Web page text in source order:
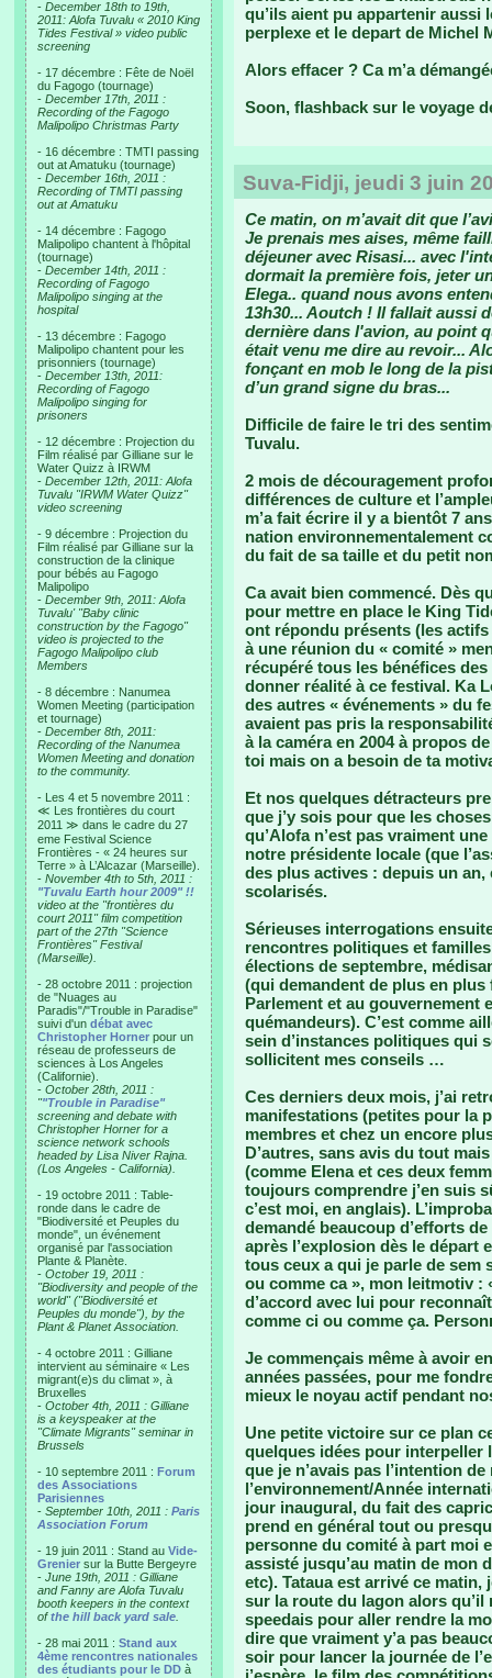
- December 18th to 19th,
2011: Alofa Tuvalu « 2010 King
Tides Festival » video public
screening
- 17 décembre : Fête de Noël
du Fagogo (tournage)
- December 17th, 2011 :
Recording of the Fagogo
Malipolipo Christmas Party
- 16 décembre : TMTI passing
out at Amatuku (tournage)
- December 16th, 2011 :
Recording of TMTI passing
out at Amatuku
- 14 décembre : Fagogo
Malipolipo chantent à l'hôpital
(tournage)
- December 14th, 2011 :
Recording of Fagogo
Malipolipo singing at the
hospital
- 13 décembre : Fagogo
Malipolipo chantent pour les
prisonniers (tournage)
- December 13th, 2011:
Recording of Fagogo
Malipolipo singing for
prisoners
- 12 décembre : Projection du
Film réalisé par Gilliane sur le
Water Quizz à IRWM
- December 12th, 2011: Alofa
Tuvalu "IRWM Water Quizz"
video screening
- 9 décembre : Projection du
Film réalisé par Gilliane sur la
construction de la clinique
pour bébés au Fagogo
Malipolipo
- December 9th, 2011: Alofa
Tuvalu' "Baby clinic
construction by the Fagogo"
video is projected to the
Fagogo Malipolipo club
Members
- 8 décembre : Nanumea
Women Meeting (participation
et tournage)
- December 8th, 2011:
Recording of the Nanumea
Women Meeting and donation
to the community.
- Les 4 et 5 novembre 2011 :
≪ Les frontières du court
2011 ≫ dans le cadre du 27
eme Festival Science
Frontières - « 24 heures sur
Terre » à L’Alcazar (Marseille).
- November 4th to 5th, 2011 :
"Tuvalu Earth hour 2009" !!
video at the "frontières du
court 2011" film competition
part of the 27th "Science
Frontières" Festival
(Marseille).
- 28 octobre 2011 : projection
de "Nuages au
Paradis"/"Trouble in Paradise"
suivi d'un débat avec
Christopher Horner pour un
réseau de professeurs de
sciences à Los Angeles
(Californie).
- October 28th, 2011 :
""Trouble in Paradise"
screening and debate with
Christopher Horner for a
science network schools
headed by Lisa Niver Rajna.
(Los Angeles - California).
- 19 octobre 2011 : Table-
ronde dans le cadre de
"Biodiversité et Peuples du
monde", un événement
organisé par l'association
Plante & Planète.
- October 19, 2011 :
"Biodiversity and people of the
world" ("Biodiversité et
Peuples du monde"), by the
Plant & Planet Association.
- 4 octobre 2011 : Gilliane
intervient au séminaire « Les
migrant(e)s du climat », à
Bruxelles
- October 4th, 2011 : Gilliane
is a keyspeaker at the
"Climate Migrants" seminar in
Brussels
- 10 septembre 2011 : Forum
des Associations
Parisiennes
- September 10th, 2011 : Paris
Association Forum
- 19 juin 2011 : Stand au Vide-
Grenier sur la Butte Bergeyre
- June 19th, 2011 : Gilliane
and Fanny are Alofa Tuvalu
booth keepers in the context
ofthe hill back yard sale
- 28 mai 2011 : Stand aux
4ème rencontres nationales
des étudiants pour le DD à
qu’ils aient pu appartenir
perplexe et le depart de Michel
Alors effacer ? Ca m’a
Soon, flashback sur le voyage
Suva-Fidji, jeudi 3 juin
Ce matin, on m’avait dit que
Je prenais mes aises, même
déjeuner avec Risasi... avec
dormait la première fois, jeter
Elega.. quand nous avons
13h30... Aoutch ! Il fallait aussi
dernière dans l'avion, au point
était venu me dire au revoir...
fonçant en mob le long de la
d’un grand signe du bras...
Difficile de faire le tri des
Tuvalu.
2 mois de découragement
différences de culture et
m’a fait écrire il y a bientôt 7
nation environnementalement
du fait de sa taille et du petit
Ca avait bien commencé. Dès
pour mettre en place le King
ont répondu présents (les
à une réunion du « comité »
récupéré tous les bénéfices
donner réalité à ce festival. Ka
des autres « événements » du
avaient pas pris la
à la caméra en 2004 à propos
toi mais on a besoin de ta
Et nos quelques détracteurs
que j’y sois pour que les
qu’Alofa n’est pas vraiment
notre présidente locale (que
des plus actives : depuis un an,
scolarisés.
Sérieuses interrogations
rencontres politiques et
élections de septembre,
(qui demandent de plus en
Parlement et au gouvernement
quémandeurs). C’est comme
sein d’instances politiques qui
sollicitent mes conseils …
Ces derniers deux mois, j’ai
manifestations (petites pour la
membres et chez un encore
D’autres, sans avis du tout
(comme Elena et ces deux
toujours comprendre j’en suis
c’est moi, en anglais).
demandé beaucoup d’efforts
après l’explosion dès le départ
tous ceux a qui je parle de sem
ou comme ca », mon leitmotiv :
d’accord avec lui pour
comme ci ou comme ça.
Je commençais même à avoir
années passées, pour me
mieux le noyau actif pendant
Une petite victoire sur ce plan
quelques idées pour interpeller
que je n’avais pas l’intention
l’environnement/Année
jour inaugural, du fait des
prend en général tout ou
personne du comité à part moi
assisté jusqu’au matin de mon
etc). Tataua est arrivé ce matin,
sur la route du lagon alors
speedais pour aller rendre la
dire que vraiment y’a pas
soir pour lancer la journée de